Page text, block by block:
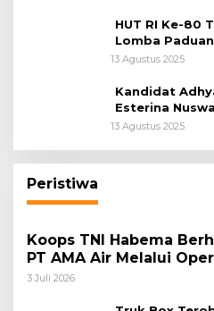
HUT RI Ke-80
Lomba
Kabupaten
13 Agustus 2025
Kandidat
Esterina
Keadilan
13 Agustus 2025
Peristiwa
Koops TNI Habema
PT AMA Air Melalui
Taktis
3 Juli 2026